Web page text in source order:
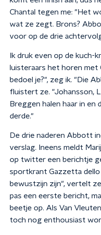
Chantal tegen me: "Het
wat ze zegt. Brons?
voor op de drie
Ik druk even op de kuch-
luisteraars het horen met
bedoel je?", zeg ik. "Die
fluistert ze. "Johansson,
Breggen halen haar in en
derde."
De drie naderen Abbott
verslag. Ineens meldt
op twitter een berichtje
sportkrant Gazzetta
bewustzijn zijn", vertelt
pas een eerste bericht,
beetje op. Als Van
toch nog enthousiast